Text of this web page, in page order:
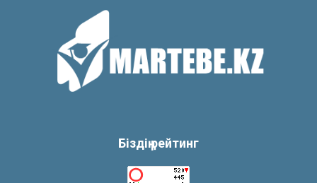
Біздің рейтинг